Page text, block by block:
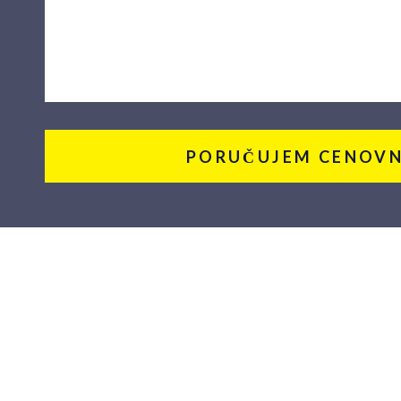
PORUČUJEM